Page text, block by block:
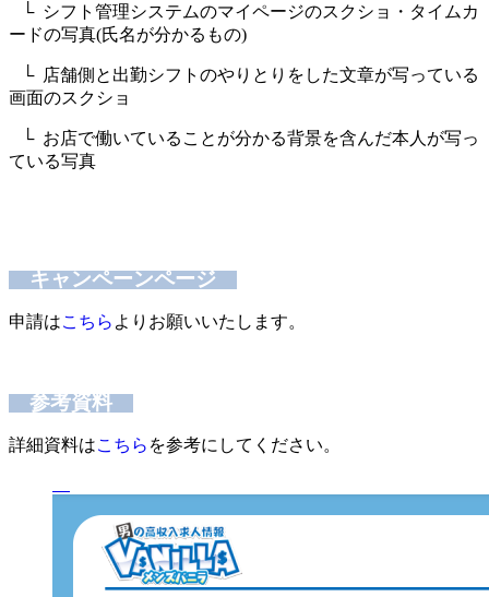
└ シフト管理システムのマイページのスクショ・タイムカ
ードの写真(氏名が分かるもの)
└ 店舗側と出勤シフトのやりとりをした文章が写っている
画面のスクショ
└ お店で働いていることが分かる背景を含んだ本人が写っ
ている写真
キャンペーンページ
申請はこちら よりお願いいたします。
参考資料
詳細資料はこちら を参考にしてください。